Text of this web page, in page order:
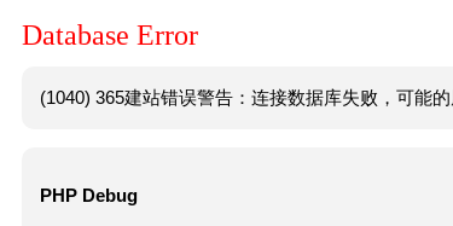
Database Error
(1040) 365建站错误警告：连接数据库失败，可能
PHP Debug